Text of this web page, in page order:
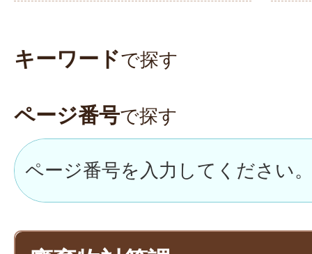
キーワードで探す
ページ番号で探す